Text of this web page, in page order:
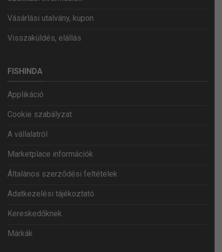
Vásárlási utalvány, kupon
Visszaküldés, elállás
FISHINDA
Applikáció
Cookie szabályzat
A vállalatról
Marketplace információk
Általános szerződési feltételek
Adatkezelési tájékoztató
Kereskedőknek
Márkák